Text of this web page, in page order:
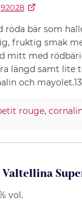
92028
röda bär som
fruktig smak
mitt med
längd samt lite
och mayolet.13
rouge,
Valtellina
vol.